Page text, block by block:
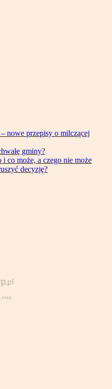
nowe przepisy o milczącej
gminy?
co może, a czego nie może
decyzję?